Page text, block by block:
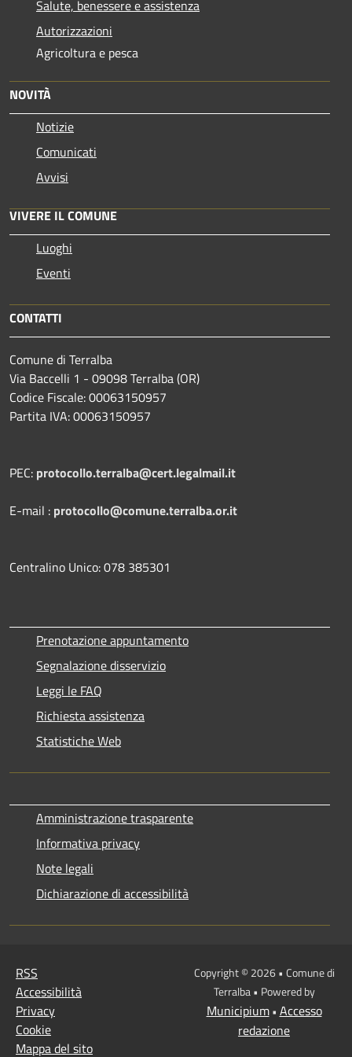
Salute, benessere e assistenza
Autorizzazioni
Agricoltura e pesca
NOVITÀ
Notizie
Comunicati
Avvisi
VIVERE IL COMUNE
Luoghi
Eventi
CONTATTI
Comune di Terralba
Via Baccelli 1 - 09098 Terralba (OR)
Codice Fiscale: 00063150957
Partita IVA: 00063150957
PEC: protocollo.terralba@cert.legalmail.it
E-mail : protocollo@comune.terralba.or.it
Centralino Unico: 078 385301
Prenotazione appuntamento
Segnalazione disservizio
Leggi le FAQ
Richiesta assistenza
Statistiche Web
Amministrazione trasparente
Informativa privacy
Note legali
Dichiarazione di accessibilità
RSS
Accessibilità
Privacy
Cookie
Mappa del sito
Copyright © 2026 • Comune di
Terralba • Powered by
Municipium• Accesso
redazione